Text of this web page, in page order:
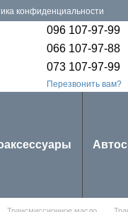
конфиденциальности
096 107-97-99
066 107-97-88
073 107-97-99
Перезвонить вам?